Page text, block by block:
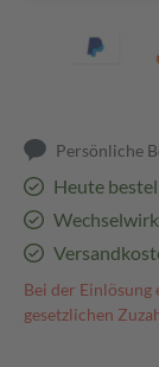
Persönliche
Heute
Bei der Einlösung
gesetzlichen